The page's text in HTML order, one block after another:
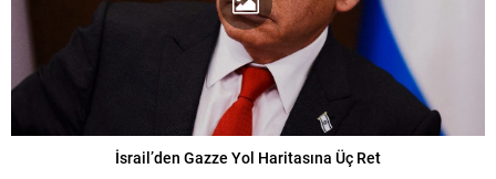
İsrail’den Gazze Yol Haritasına Üç Ret